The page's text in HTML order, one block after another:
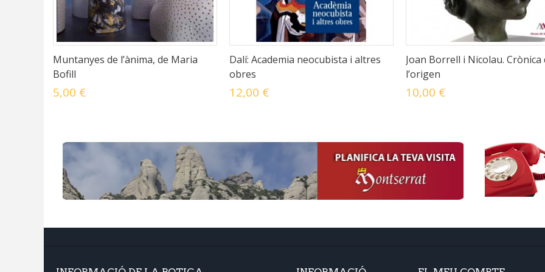
Muntanyes de l’ànima, de Maria
Bofill
5,00 €
Dalí: Academia neocubista i altres
obres
12,00 €
Joan Borrell i Nicolau. Crònica
l’origen
10,00 €